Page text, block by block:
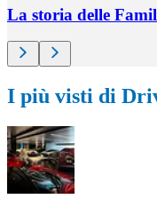
La storia delle
I più visti di